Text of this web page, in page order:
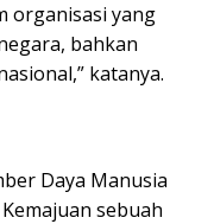
organisasi yang
bahkan
katanya.
Daya Manusia
sebuah